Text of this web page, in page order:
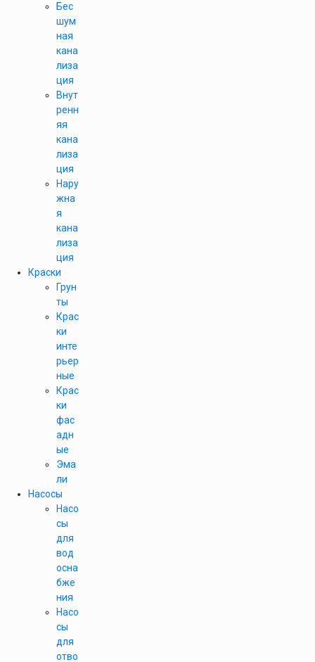
Бес
шум
ная
кана
лиза
ция
Внут
ренн
яя
кана
лиза
ция
Нару
жна
я
кана
лиза
ция
Краски
Грун
ты
Крас
ки
инте
рьер
ные
Крас
ки
фас
адн
ые
Эма
ли
Насосы
Насо
сы
для
вод
осна
бже
ния
Насо
сы
для
отво